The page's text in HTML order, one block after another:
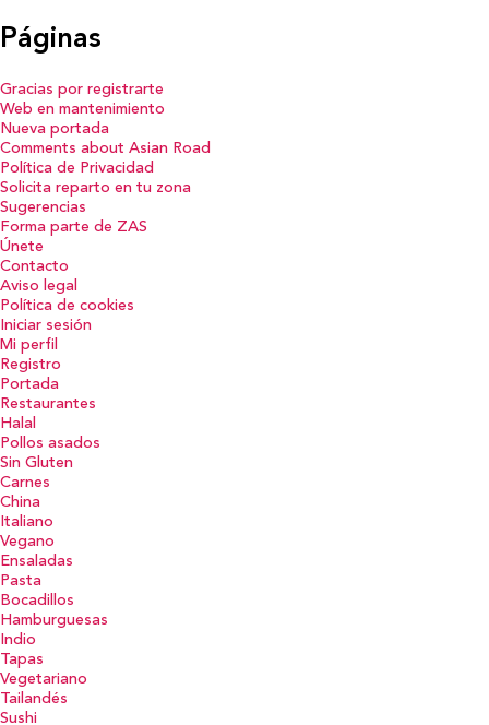
Páginas
Gracias por registrarte
Web en mantenimiento
Nueva portada
Comments about Asian Road
Política de Privacidad
Solicita reparto en tu zona
Sugerencias
Forma parte de ZAS
Únete
Contacto
Aviso legal
Política de cookies
Iniciar sesión
Mi perfil
Registro
Portada
Restaurantes
Halal
Pollos asados
Sin Gluten
Carnes
China
Italiano
Vegano
Ensaladas
Pasta
Bocadillos
Hamburguesas
Indio
Tapas
Vegetariano
Tailandés
Sushi